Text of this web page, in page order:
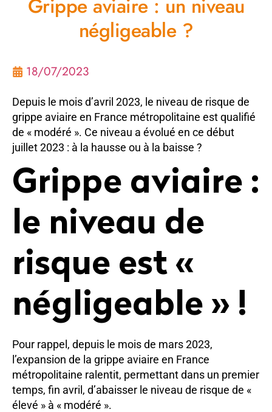
Grippe aviaire : un niveau
négligeable ?
18/07/2023
Depuis le mois d’avril 2023, le niveau de risque de
grippe aviaire en France métropolitaine est qualifié
de « modéré ». Ce niveau a évolué en ce début
juillet 2023 : à la hausse ou à la baisse ?
Grippe aviaire :
le niveau de
risque est «
négligeable » !
Pour rappel, depuis le mois de mars 2023,
l’expansion de la grippe aviaire en France
métropolitaine ralentit, permettant dans un premier
temps, fin avril, d’abaisser le niveau de risque de «
élevé » à « modéré ».